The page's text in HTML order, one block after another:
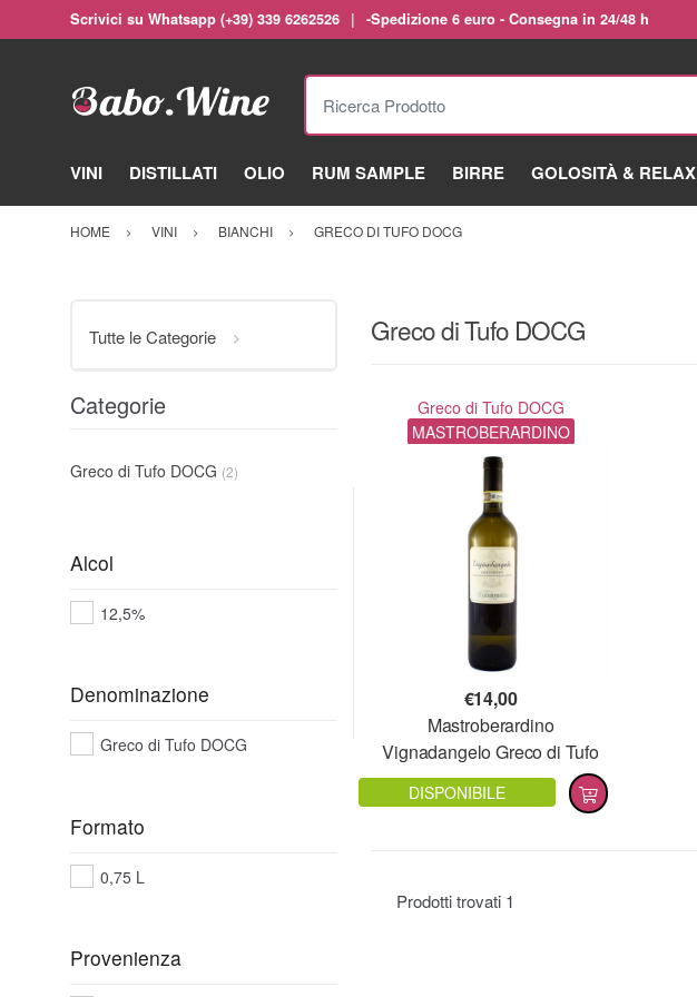
Scrivici su Whatsapp (+39) 339 6262526 -Spedizione 6 euro - Consegna in 24/48 h
Ricerca Prodotto
VINI DISTILLATI OLIO RUM SAMPLE BIRRE GOLOSITÀ & RELAX
HOME VINI BIANCHI GRECO DI TUFO DOCG
Greco di Tufo DOCG
Greco di Tufo DOCG
MASTROBERARDINO
€14,00
Mastroberardino
Vignadangelo Greco di Tufo
DOCG
DISPONIBILE
Prodotti trovati 1
Tutte le Categorie
Categorie
Greco di Tufo DOCG (2)
Alcol
12,5%
Denominazione
Greco di Tufo DOCG
Formato
0,75 L
Provenienza